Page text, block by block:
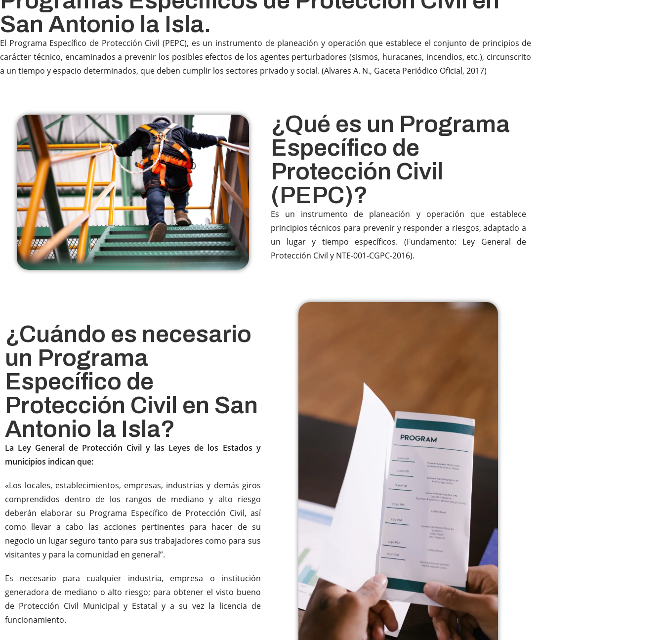
San Antonio la Isla.
El Programa Específico de Protección Civil (PEPC), es un instrumento de planeación y operación que establece el conjunto de principios de
carácter técnico, encaminados a prevenir los posibles efectos de los agentes perturbadores (sismos, huracanes, incendios, etc.), circunscrito
a un tiempo y espacio determinados, que deben cumplir los sectores privado y social. (Alvares A. N., Gaceta Periódico Oficial, 2017)
¿Qué es un Programa
Específico de
Protección Civil
(PEPC)?​
Es un instrumento de planeación y operación que establece
principios técnicos para prevenir y responder a riesgos, adaptado a
un lugar y tiempo específicos. (Fundamento: Ley General de
Protección Civil y NTE-001-CGPC-2016).
¿Cuándo es necesario
un Programa
Específico de
Protección Civil en San
Antonio la Isla?​
La Ley General de Protección Civil y las Leyes de los Estados y
municipios indican que:
«Los locales, establecimientos, empresas, industrias y demás giros
comprendidos dentro de los rangos de mediano y alto riesgo
deberán elaborar su Programa Específico de Protección Civil, así
como llevar a cabo las acciones pertinentes para hacer de su
negocio un lugar seguro tanto para sus trabajadores como para sus
visitantes y para la comunidad en general”.
Es necesario para cualquier industria, empresa o institución
generadora de mediano o alto riesgo; para obtener el visto bueno
de Protección Civil Municipal y Estatal y a su vez la licencia de
funcionamiento.